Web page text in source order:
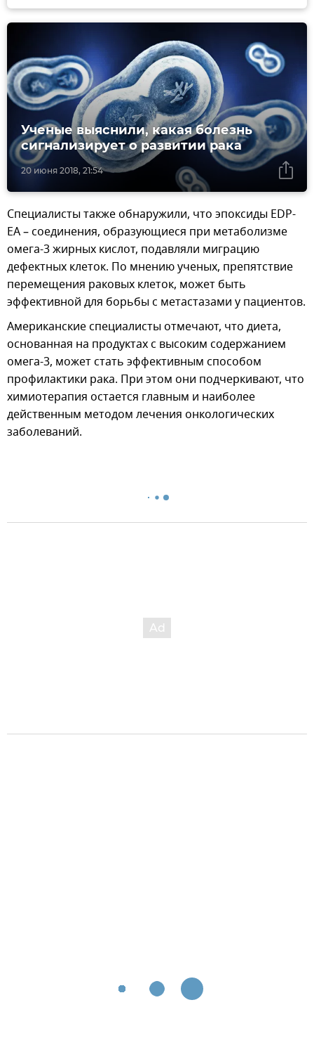
20 июня 2018, 21:54
Ученые выяснили, какая болезнь
сигнализирует о развитии рака
Специалисты также обнаружили, что эпоксиды EDP-
EA – соединения, образующиеся при метаболизме
омега-3 жирных кислот, подавляли миграцию
дефектных клеток. По мнению ученых, препятствие
перемещения раковых клеток, может быть
эффективной для борьбы с метастазами у пациентов.
Американские специалисты отмечают, что диета,
основанная на продуктах с высоким содержанием
омега-3, может стать эффективным способом
профилактики рака. При этом они подчеркивают, что
химиотерапия остается главным и наиболее
действенным методом лечения онкологических
заболеваний.